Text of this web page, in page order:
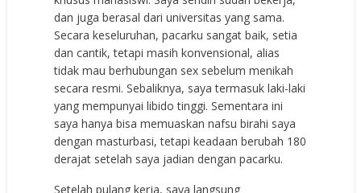
dan juga berasal dari universitas yang sama.
Secara keseluruhan, pacarku sangat baik, setia
dan cantik, tetapi masih konvensional, alias
tidak mau berhubungan sex sebelum menikah
secara resmi. Sebaliknya, saya termasuk laki-laki
yang mempunyai libido tinggi. Sementara ini
saya hanya bisa memuaskan nafsu birahi saya
dengan masturbasi, tetapi keadaan berubah 180
derajat setelah saya jadian dengan pacarku.
Setelah pulang kerja, saya langsung